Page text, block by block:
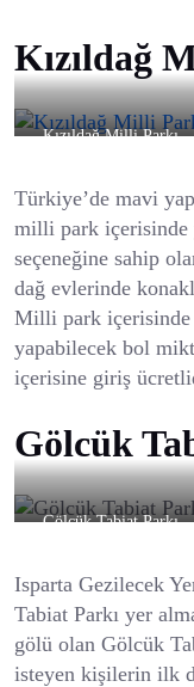
Kızıldağ
Kızıldağ Milli Parkı
Türkiye’de mavi
milli park içerisinde
seçeneğine sahip
dağ evlerinde
Milli park
yapabilecek bol
içerisine giriş
Gölcük
Gölcük Tabiat Parkı
Isparta Gezilecek
Tabiat Parkı yer
gölü olan Gölcük
isteyen kişilerin ilk